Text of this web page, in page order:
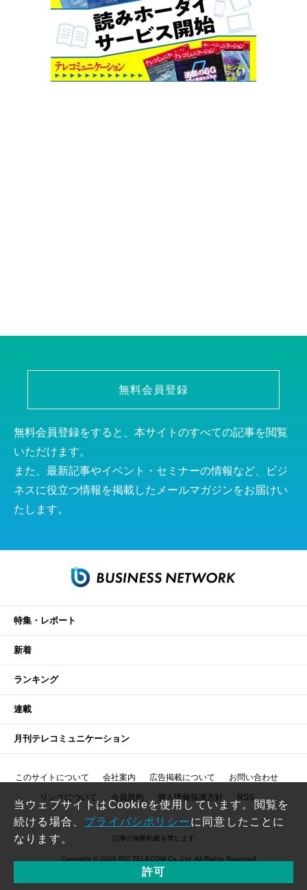
無料会員登録
無料会員登録をすると、本サイトのすべての記事を閲覧
いただけます。
また、最新記事やイベント・セミナーの情報など、ビジ
ネスに役立つ情報を掲載したメールマガジンをお届けい
たします。
特集・レポート
新着
ランキング
連載
月刊テレコミュニケーション
このサイトについて 会社案内 広告掲載について お問い合わせ
リンクについて 会員規約 個人情報保護方針 RSS
記事の無断転載を禁じます
Copyright © 2026 RIC TELECOM Co.,Ltd. All Rights Reserved.
当ウェブサイトはCookieを使用しています。閲覧を
続ける場合、 プライバシポリシーに同意したことに
なります。
許可